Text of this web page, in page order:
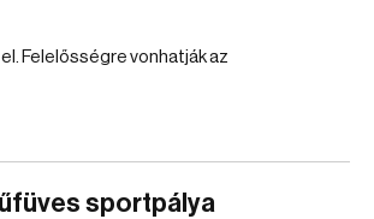
Felelősségre vonhatják az
sportpálya